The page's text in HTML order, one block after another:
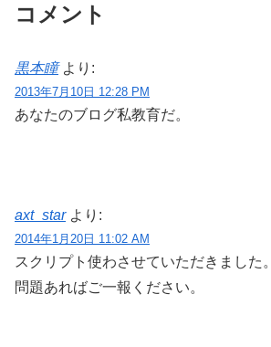
コメント
黒本瞳 より:
2013年7月10日 12:28 PM
あなたのブログ私教育だ。
axt_star より:
2014年1月20日 11:02 AM
スクリプト使わさせていただきました。
問題あればご一報ください。